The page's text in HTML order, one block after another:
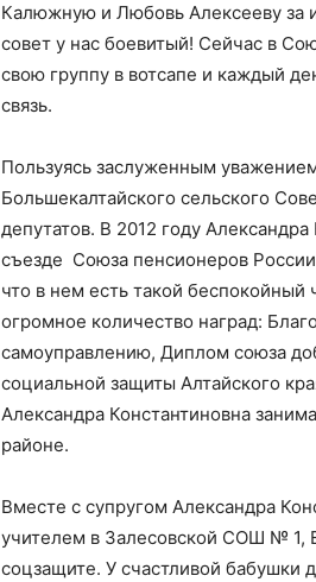
Калюжную и Любовь Алексееву за
совет у нас боевитый! Сейчас в
свою группу в вотсапе и каждый
связь.
Пользуясь заслуженным
Большекалтайского сельского
депутатов. В 2012 году
съезде Союза пенсионеров
что в нем есть такой
огромное количество наград:
самоуправлению, Диплом союза
социальной защиты Алтайского
Александра Константиновна
районе.
Вместе с супругом Александра
учителем в Залесовской СОШ № 1,
соцзащите. У счастливой бабушки